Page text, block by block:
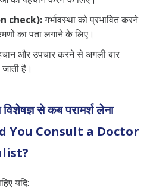
check):गर्भावस्था को प्रभावित करने
का पता लगाने के लिए।
और उपचार करने से अगली बार
है।
से कब परामर्श लेना
You Consult a Doctor
यदि: